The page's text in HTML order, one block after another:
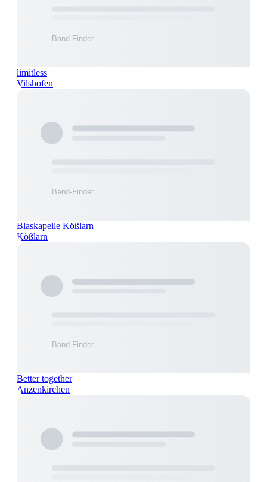
limitless
Vilshofen
Blaskapelle Kößlarn
Kößlarn
Better together
Anzenkirchen